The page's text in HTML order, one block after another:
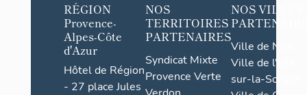
RÉGION
Provence-
Alpes-Côte
d'Azur
Hôtel de Région
- 27 place Jules
NOS
TERRITOIRES
PARTENAIRES
Syndicat Mixte
Provence Verte
NOS VILLES
Ville de Nice
Ville de l'Isle-
sur-la-Sorgue